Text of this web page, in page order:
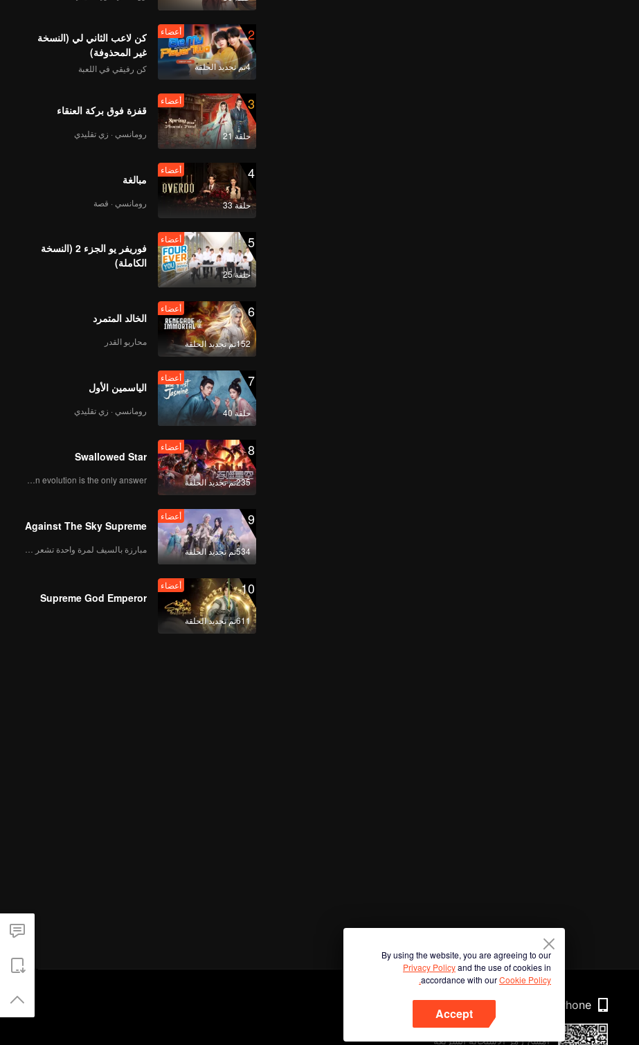
during the fight against giant swallowed monster but then he took the flesh
2
4تم تجديد الحلقة
أعضاء
كن لاعب الثاني لي (النسخة
غير المحذوفة)
كن رفيقي في اللعبة
3
حلقة 21
أعضاء
قفزة فوق بركة العنقاء
رومانسي · زي تقليدي
4
حلقة 33
أعضاء
مبالغة
رومانسي · قصة
5
حلقة 25
أعضاء
فوريفر يو الجزء 2 (النسخة
الكاملة)
6
152تم تجديد الحلقة
أعضاء
الخالد المتمرد
محاربو القدر
7
حلقة 40
أعضاء
الياسمين الأول
رومانسي · زي تقليدي
8
235تم تجديد الحلقة
أعضاء
Swallowed Star
Human evolution is the only answer.
9
534تم تجديد الحلقة
أعضاء
Against The Sky Supreme
10
611تم تجديد الحلقة
أعضاء
Supreme God Emperor
By using the website, you are agreeing to our
Privacy Policyand the use of cookies in
accordance with ourCookie Policy.
Accept
Phone
امسح رمز الاستجابة السريعة